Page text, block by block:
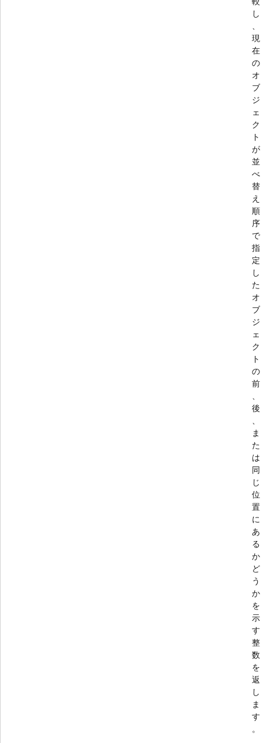
し
現
在
の
オ
ブ
ジ
ェ
ク
ト
が
並
べ
替
え
順
序
で
指
定
し
た
オ
ブ
ジ
ェ
ク
ト
の
前
後
ま
た
は
同
じ
位
置
に
あ
る
か
ど
う
か
を
示
す
整
数
を
返
し
ま
す
。